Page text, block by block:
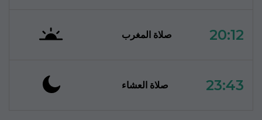
صلاة المغرب 20:12
صلاة العشاء 23:43